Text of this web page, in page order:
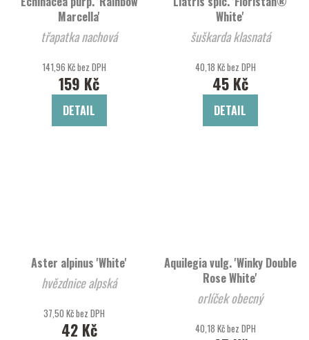
Marcella'
třapatka nachová
141,96 Kč bez DPH
159 Kč
DETAIL
White'
šuškarda klasnatá
40,18 Kč bez DPH
45 Kč
DETAIL
Aster alpinus 'White'
hvězdnice alpská
37,50 Kč bez DPH
42 Kč
Aquilegia vulg. 'Winky Double
Rose White'
orlíček obecný
40,18 Kč bez DPH